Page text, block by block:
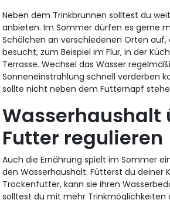
Neben dem Trinkbrunnen solltest du
anbieten. Im Sommer dürfen es gerne
Schälchen an verschiedenen Orten auf,
besucht, zum Beispiel im Flur, in der
Terrasse. Wechsel das Wasser
Sonneneinstrahlung schnell verderben
sollte nicht neben dem Futternapf
Wasserhaushalt
Futter regulieren
Auch die Ernährung spielt im Sommer
den Wasserhaushalt. Fütterst du deiner
Trockenfutter, kann sie ihren
solltest du mit mehr Trinkmöglichkeiten